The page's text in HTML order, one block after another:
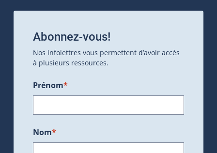
Abonnez-vous!
Nos infolettres vous permettent d’avoir accès
à plusieurs ressources.
Prénom*
Nom*